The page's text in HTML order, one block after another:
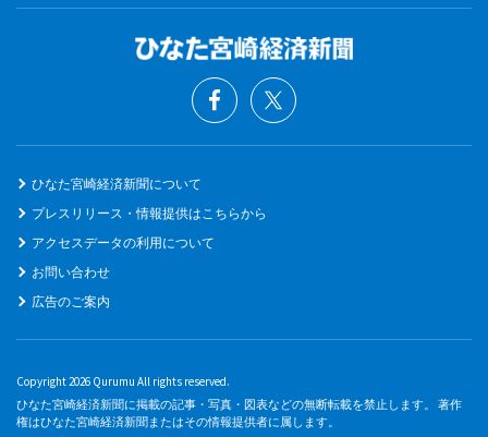
ひなた宮崎経済新聞について
プレスリリース・情報提供はこちらから
アクセスデータの利用について
お問い合わせ
広告のご案内
Copyright 2026 Qurumu All rights reserved.
ひなた宮崎経済新聞に掲載の記事・写真・図表などの無断転載を禁止します。 著作
権はひなた宮崎経済新聞またはその情報提供者に属します。